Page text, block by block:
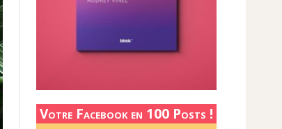
Votre Facebook en 100 Posts !